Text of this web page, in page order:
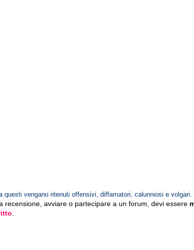
vengano ritenuti offensivi, diffamatori, calunniosi e
recensione, avviare o partecipare a un forum, devi essere